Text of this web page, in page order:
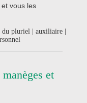
vous les
du pluriel | auxiliaire |
et